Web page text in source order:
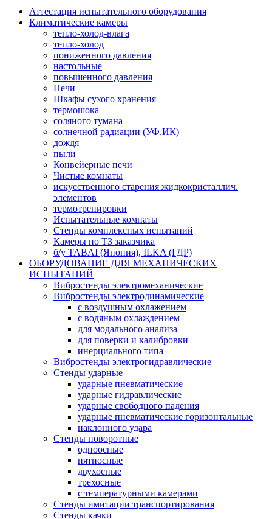
Аттестация испытательного оборудования
Климатические камеры
тепло-холод-влага
тепло-холод
пониженного давления
настольные
повышенного давления
Печи
Шкафы сухого хранения
термошока
соляного тумана
солнечной радиации (УФ,ИК)
дождя
пыли
Конвейерные печи
Чистые комнаты
искусственного старения жидкокристаллич.
элементов
термотренировки
Испытательные комнаты
Стенды комплексных испытаний
Камеры по ТЗ заказчика
б/у TABAI (Япония), ILKA (ГДР)
ОБОРУДОВАНИЕ ДЛЯ МЕХАНИЧЕСКИХ
ИСПЫТАНИЙ
Вибростенды электромеханические
Вибростенды электродинамические
с воздушным охлажением
с водяным охлаждением
для модального анализа
для поверки и калибровки
инерциального типа
Вибростенды электрогидравлические
Стенды ударные
ударные пневматические
ударные гидравлические
ударные свободного падения
ударные пневматические горизонтальные
наклонного удара
Стенды поворотные
одноосные
пятиосные
двухосные
трехосные
с температурными камерами
Стенды имитации транспортирования
Стенды качки